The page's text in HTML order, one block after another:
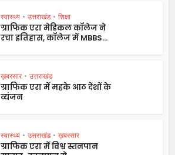
स्वास्थ्य • उत्तराखंड • शिक्षा
ग्राफिक एरा मेडिकल कॉलेज ने
रचा इतिहास, कॉलेज में MBBS...
ख़बरसार • उत्तराखंड
ग्राफिक एरा में महके आठ देशों के
व्यंजन
स्वास्थ्य • उत्तराखंड • ख़बरसार
ग्राफिक एरा में विश्व स्तनपान